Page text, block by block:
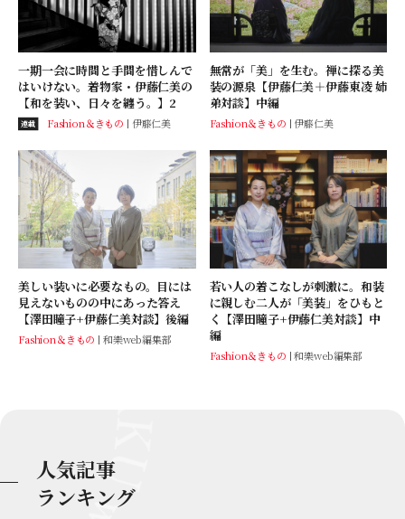
一期一会に時間と手間を惜しんで
はいけない。着物家・伊藤仁美の
【和を装い、日々を纏う。】2
連載 Fashion＆きもの 伊藤仁美
無常が「美」を生む。禅に探る美
装の源泉【伊藤仁美＋伊藤東凌 姉
弟対談】中編
Fashion＆きもの 伊藤仁美
美しい装いに必要なもの。目には
見えないものの中にあった答え
【澤田瞳子+伊藤仁美対談】後編
Fashion＆きもの 和樂web編集部
若い人の着こなしが刺激に。和装
に親しむ二人が「美装」をひもと
く【澤田瞳子+伊藤仁美対談】中
編
Fashion＆きもの 和樂web編集部
人気記事
ランキング